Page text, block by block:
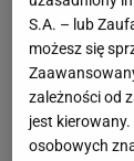
S.A. – lub
możesz się
zależności od
jest
osobowych